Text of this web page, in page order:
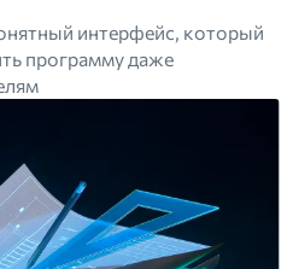
интерфейс, который
программу даже